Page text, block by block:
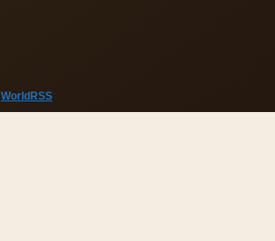
WorldRSS